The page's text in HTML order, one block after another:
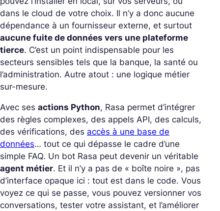
dans le cloud de votre choix. Il n’y a donc aucune
dépendance à un fournisseur externe, et surtout
aucune fuite de données vers une plateforme
tierce. C’est un point indispensable pour les
secteurs sensibles tels que la banque, la santé ou
l’administration. Autre atout : une logique métier
sur-mesure.
Avec ses actions Python, Rasa permet d’intégrer
des règles complexes, des appels API, des calculs,
des vérifications, des accès à une base de
données… tout ce qui dépasse le cadre d’une
simple FAQ. Un bot Rasa peut devenir un véritable
agent métier. Et il n’y a pas de « boîte noire », pas
d’interface opaque ici : tout est dans le code. Vous
voyez ce qui se passe, vous pouvez versionner vos
conversations, tester votre assistant, et l’améliorer